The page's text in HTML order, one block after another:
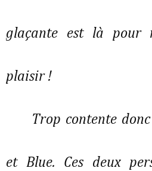
glaçante est là pour
plaisir !
Trop contente
et Blue. Ces deux